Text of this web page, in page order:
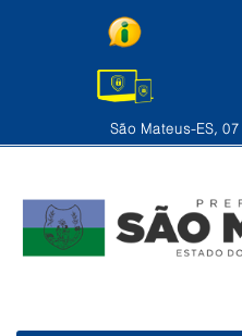
São Mateus-ES,